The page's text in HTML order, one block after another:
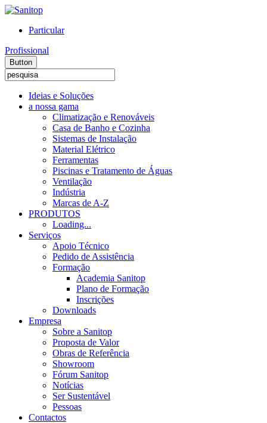
Particular
Profissional
Button
Ideias e Soluções
a nossa gama
Climatização e Renováveis
Casa de Banho e Cozinha
Sistemas de Instalação
Material Elétrico
Ferramentas
Piscinas e Tratamento de Águas
Ventilação
Indústria
Marcas de A-Z
PRODUTOS
Loading...
Serviços
Apoio Técnico
Pedido de Assistência
Formação
Academia Sanitop
Plano de Formação
Inscrições
Downloads
Empresa
Sobre a Sanitop
Proposta de Valor
Obras de Referência
Showroom
Fórum Sanitop
Notícias
Ser Sustentável
Pessoas
Contactos